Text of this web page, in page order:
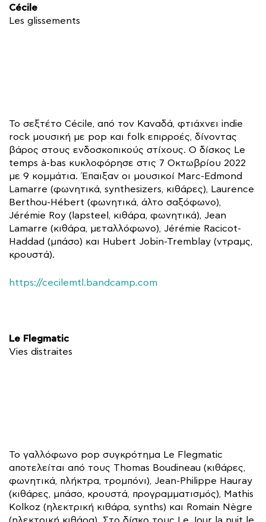
Cécile
Les glissements
Το σεξτέτο Cécile, από τον Καναδά, φτιάχνει indie
rock μουσική με pop και folk επιρροές, δίνοντας
βάρος στους ενδοσκοπικούς στίχους. Ο δίσκος Le
temps à-bas κυκλοφόρησε στις 7 Οκτωβρίου 2022
με 9 κομμάτια. Έπαιξαν οι μουσικοί Marc-Edmond
Lamarre (φωνητικά, synthesizers, κιθάρες), Laurence
Berthou-Hébert (φωνητικά, άλτο σαξόφωνο),
Jérémie Roy (lapsteel, κιθάρα, φωνητικά), Jean
Lamarre (κιθάρα, μεταλλόφωνο), Jérémie Racicot-
Haddad (μπάσο) και Hubert Jobin-Tremblay (ντραμς,
κρουστά).
https://cecilemtl.bandcamp.com
Le Flegmatic
Vies distraites
Το γαλλόφωνο pop συγκρότημα Le Flegmatic
αποτελείται από τους Thomas Boudineau (κιθάρες,
φωνητικά, πλήκτρα, τρομπόνι), Jean-Philippe Hauray
(κιθάρες, μπάσο, κρουστά, προγραμματισμός), Mathis
Kolkoz (ηλεκτρική κιθάρα, synths) και Romain Nègre